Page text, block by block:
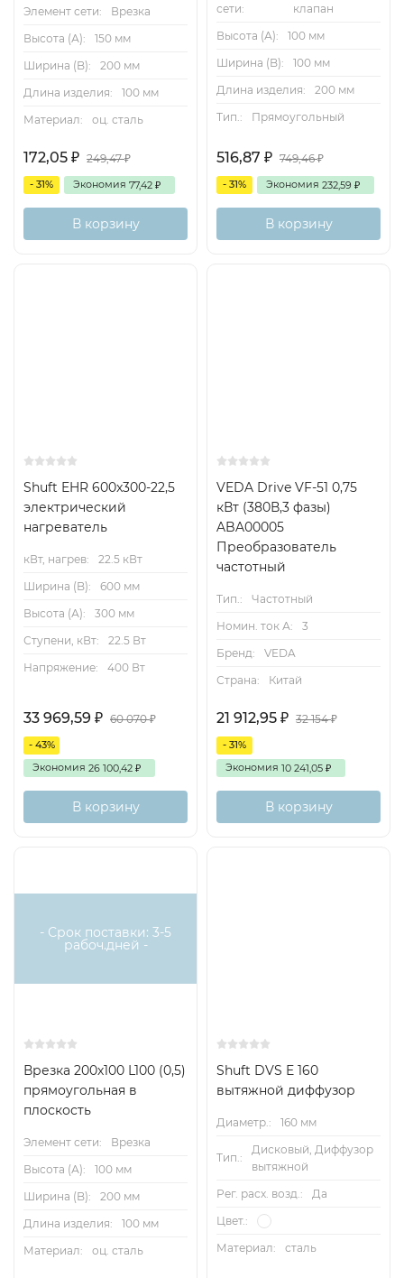
Элемент сети:
Врезка
Высота (А):
150 мм
Ширина (B):
200 мм
Длина изделия:
100 мм
Материал:
оц. сталь
172,05 ₽ 249,47₽
- 31% Экономия 77,42 ₽
В корзину
сети:
клапан
Высота (А):
100 мм
Ширина (B):
100 мм
Длина изделия:
200 мм
Тип.:
Прямоугольный
516,87 ₽ 749,46₽
- 31% Экономия 232,59 ₽
В корзину
Shuft EHR 600x300-22,5
электрический
нагреватель
кВт, нагрев:
22.5 кВт
Ширина (B):
600 мм
Высота (А):
300 мм
Ступени, кВт:
22.5 Вт
Напряжение:
400 Вт
33 969,59 ₽ 60 070₽
- 43%
Экономия 26 100,42 ₽
В корзину
VEDA Drive VF-51 0,75
кВт (380В,3 фазы)
ABA00005
Преобразователь
частотный
Тип.:
Частотный
Номин. ток А:
3
Бренд:
VEDA
Страна:
Китай
21 912,95 ₽ 32 154₽
- 31%
Экономия 10 241,05 ₽
В корзину
- Срок поставки: 3-5
рабоч.дней -
Врезка 200х100 L100 (0,5)
прямоугольная в
плоскость
Элемент сети:
Врезка
Высота (А):
100 мм
Ширина (B):
200 мм
Длина изделия:
100 мм
Материал:
оц. сталь
Shuft DVS E 160
вытяжной диффузор
Диаметр.: 160 мм
Тип.:
Дисковый, Диффузор
вытяжной
Рег. расх. возд.:
Да
Цвет.:
Материал: сталь